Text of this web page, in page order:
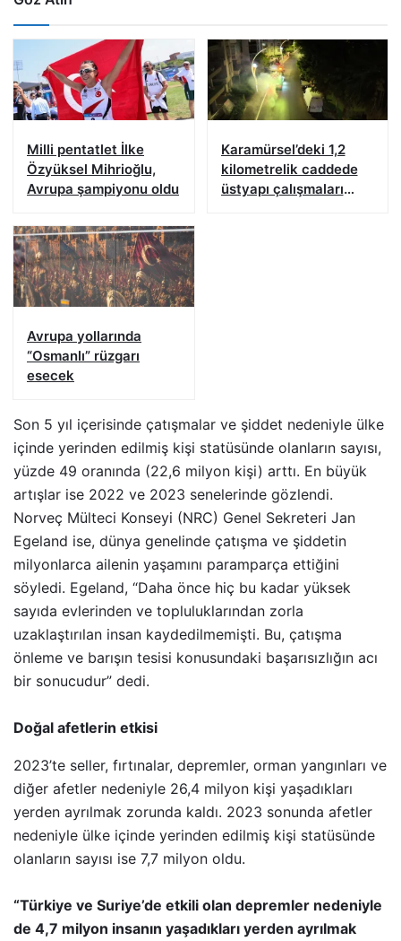
Milli pentatlet İlke
Özyüksel Mihrioğlu,
Avrupa şampiyonu oldu
Karamürsel’deki 1,2
kilometrelik caddede
üstyapı çalışmaları
Avrupa yollarında
“Osmanlı” rüzgarı
esecek
Son 5 yıl içerisinde çatışmalar ve şiddet nedeniyle ülke
içinde yerinden edilmiş kişi statüsünde olanların sayısı,
yüzde 49 oranında (22,6 milyon kişi) arttı. En büyük
artışlar ise 2022 ve 2023 senelerinde gözlendi.
Norveç Mülteci Konseyi (NRC) Genel Sekreteri Jan
Egeland ise, dünya genelinde çatışma ve şiddetin
milyonlarca ailenin yaşamını paramparça ettiğini
söyledi. Egeland, “Daha önce hiç bu kadar yüksek
sayıda evlerinden ve topluluklarından zorla
uzaklaştırılan insan kaydedilmemişti. Bu, çatışma
önleme ve barışın tesisi konusundaki başarısızlığın acı
bir sonucudur” dedi.
Doğal afetlerin etkisi
2023’te seller, fırtınalar, depremler, orman yangınları ve
diğer afetler nedeniyle 26,4 milyon kişi yaşadıkları
yerden ayrılmak zorunda kaldı. 2023 sonunda afetler
nedeniyle ülke içinde yerinden edilmiş kişi statüsünde
olanların sayısı ise 7,7 milyon oldu.
“Türkiye ve Suriye’de etkili olan depremler nedeniyle
de 4,7 milyon insanın yaşadıkları yerden ayrılmak